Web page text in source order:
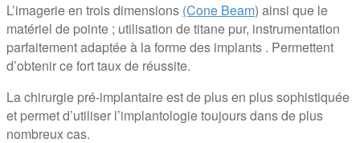
L’imagerie en trois dimensions (Cone Beam) ainsi que le
matériel de pointe ; utilisation de titane pur, instrumentation
parfaitement adaptée à la forme des implants . Permettent
d’obtenir ce fort taux de réussite.
La chirurgie pré-implantaire est de plus en plus sophistiquée
et permet d’utiliser l’implantologie toujours dans de plus
nombreux cas.